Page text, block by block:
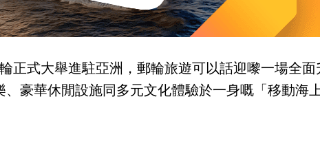
正式大舉進駐亞洲，郵輪旅遊可以話迎嚟一場全
豪華休閒設施同多元文化體驗於一身嘅「移動海